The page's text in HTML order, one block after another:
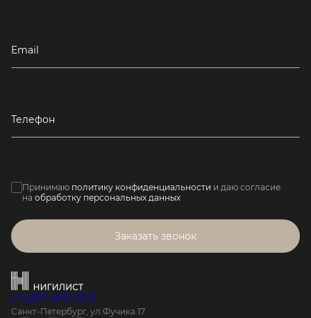
Email
Телефон
Принимаю политику конфиденциальности и даю согласие
на обработку персональных данных
Заказать звонок
+7 (812) 207-07-02
Санкт-Петербург, ул.Фучика 17